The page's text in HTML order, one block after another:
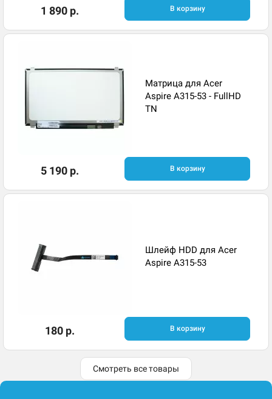
1 890 р. В корзину
Матрица для Acer
Aspire A315-53 - FullHD
TN
5 190 р. В корзину
Шлейф HDD для Acer
Aspire A315-53
180 р. В корзину
Смотреть все товары